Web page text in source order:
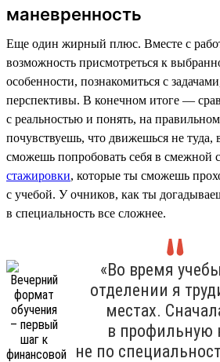
маневренность
Еще один жирный плюс. Вместе с
возможность присмотреться к
особенности, познакомиться с
перспективы. В конечном итоге —
с реальностью и понять, на
почувствуешь, что движешься не
сможешь попробовать себя в смежной
стажировки, которые ты сможешь
с учебой. У очников, как ты
в специальность все сложнее.
«Во время
отделении я
местах.
в
не по